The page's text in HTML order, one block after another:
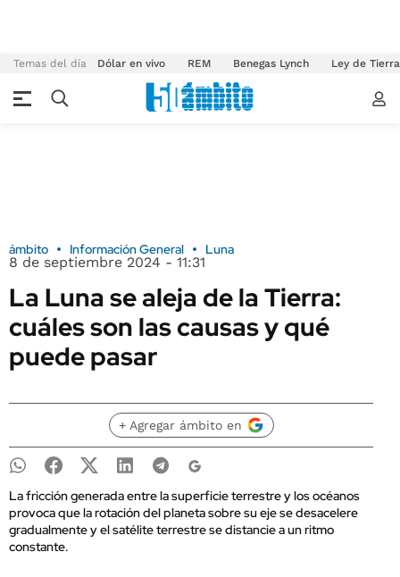
Temas del día Dólar en vivo REM Benegas Lynch Ley de
ámbito Información General Luna
8 de septiembre 2024 - 11:31
La Luna se aleja de la Tierra:
cuáles son las causas y qué
puede pasar
+ Agregar ámbito en
La fricción generada entre la superficie terrestre y los océanos
provoca que la rotación del planeta sobre su eje se desacelere
gradualmente y el satélite terrestre se distancie a un ritmo
constante.